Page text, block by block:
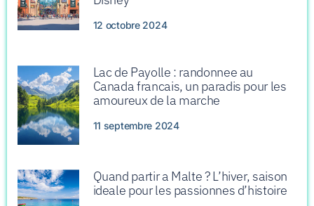
12 octobre 2024
Lac de Payolle : randonnee au
Canada francais, un paradis pour les
amoureux de la marche
11 septembre 2024
Quand partir a Malte ? L’hiver, saison
ideale pour les passionnes d’histoire